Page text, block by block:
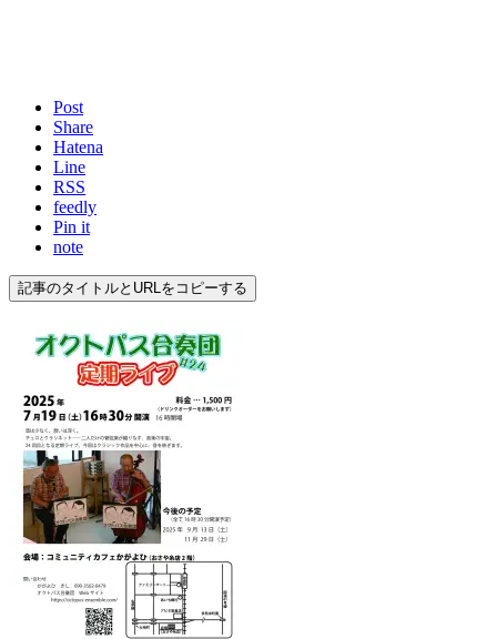
Post
Share
Hatena
Line
RSS
feedly
Pin it
note
記事のタイトルとURLをコピーする